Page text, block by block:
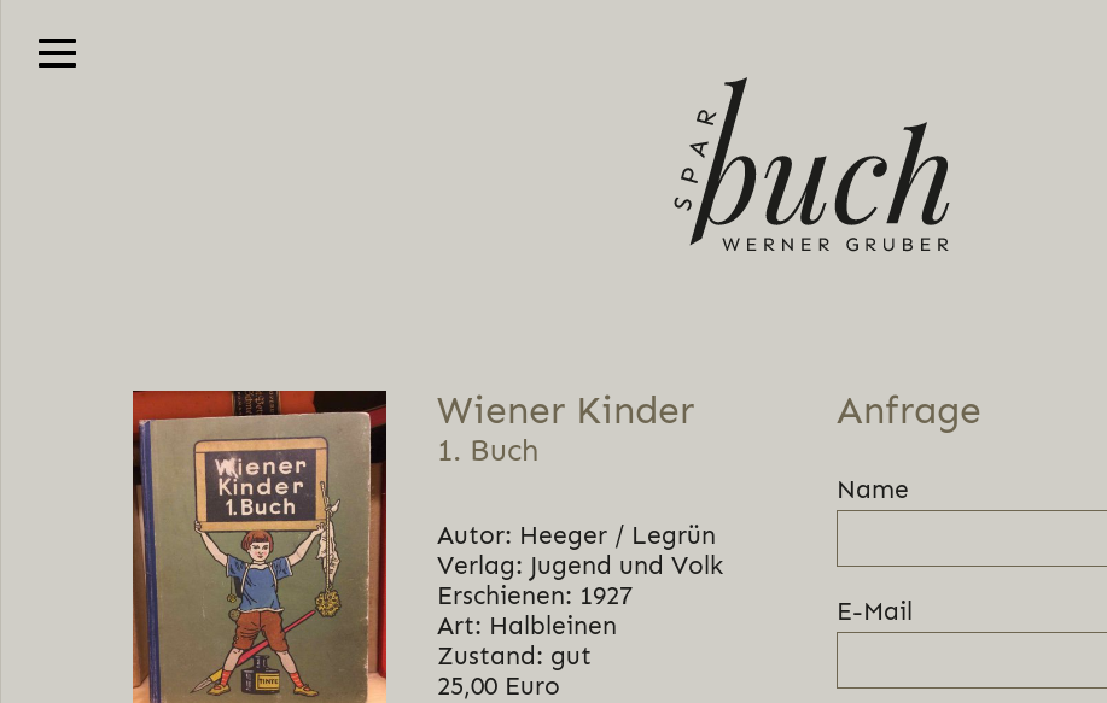
Wiener Kinder
1. Buch
Autor: Heeger / Legrün
Verlag: Jugend und Volk
Erschienen: 1927
Art: Halbleinen
Zustand: gut
25,00 Euro
Anfrage
Name
E-Mail